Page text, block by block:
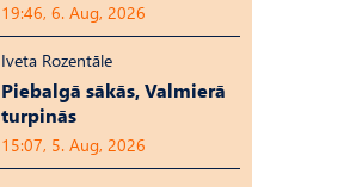
19:46, 6. Aug, 2026
Iveta Rozentāle
Piebalgā sākās, Valmierā
turpinās
15:07, 5. Aug, 2026